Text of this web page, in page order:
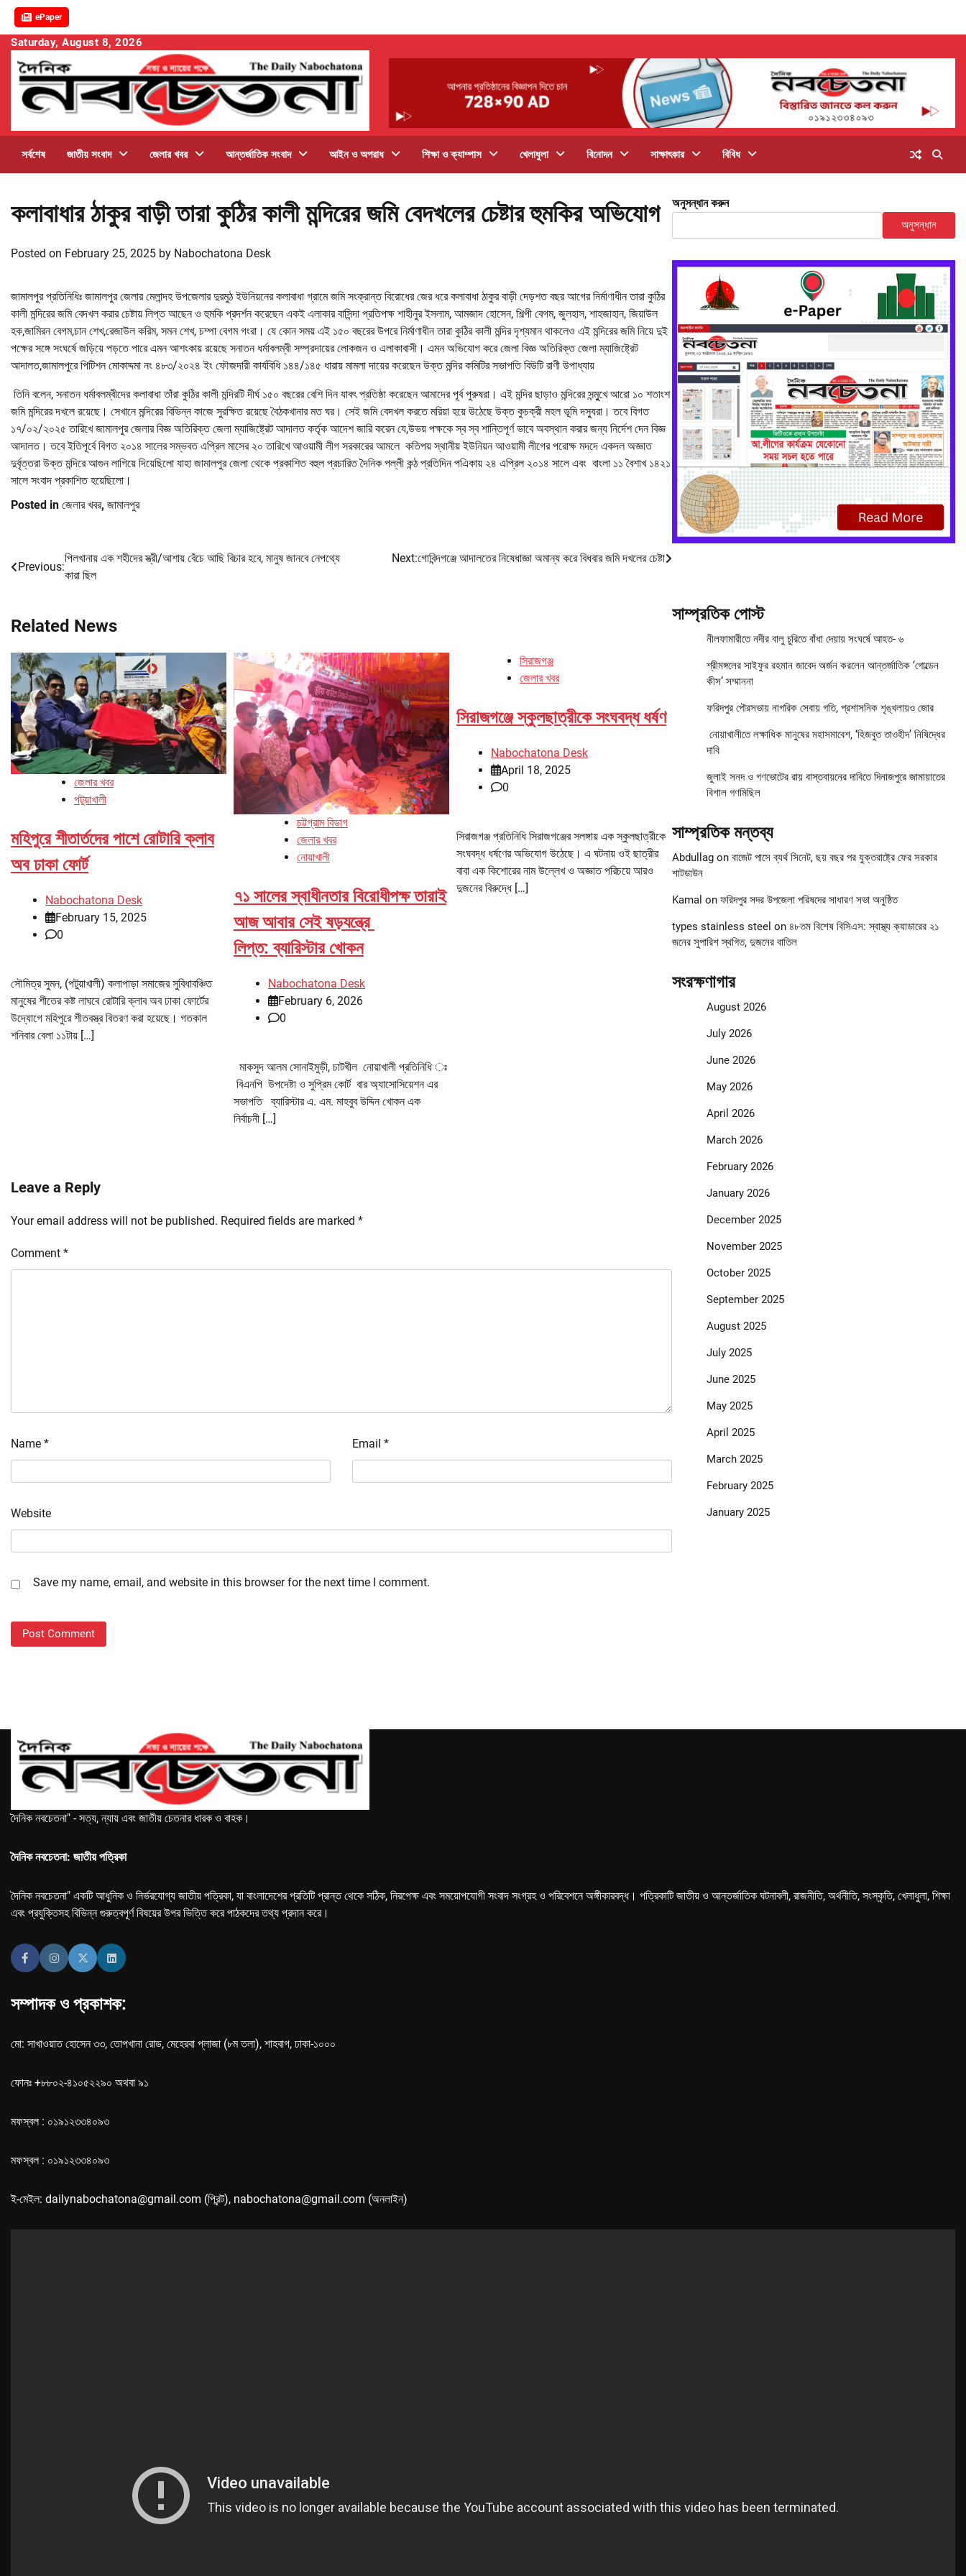
ePaper
Skip
content
Saturday, August 8, 2026
সর্বশেষ জাতীয় সংবাদ জেলার খবর আন্তর্জাতিক সংবাদ আইন ও অপরাধ শিক্ষা ও ক্যাম্পাস খেলাধুলা বিনোদন সাক্ষাৎকার বিবিধ
কলাবাধার ঠাকুর বাড়ী তারা কুঠির কালী মন্দিরের জমি বেদখলের চেষ্টার হুমকির অভিযোগ
Posted on February 25, 2025 by Nabochatona Desk
জামালপুর প্রতিনিধিঃ জামালপুর জেলার মেলান্দহ উপজেলার দুরমুঠ ইউনিয়নের কলাবাধা গ্রামে জমি সংক্রান্ত বিরোধের জের ধরে কলাবাধা ঠাকুর বাড়ী দেড়শত বছর আগের নির্মাণাধীন তারা কুঠির
কালী মন্দিরের জমি বেদখল করার চেষ্টায় লিপ্ত আছেন ও হুমকি প্রদর্শন করেছেন একই এলাকার বাসিন্দা প্রতিপক্ষ শাহীনুর ইসলাম, আমজাদ হোসেন, শিল্পী বেগম, জুলহাস, শাহজাহান, জিয়াউল
হক,জামিরন বেগম,চান শেখ,রেজাউল করিম, সমন শেখ, চম্পা বেগম গংরা। যে কোন সময় এই ১৫০ বছরের উপরে নির্মাণাধীন তারা কুঠির কালী মন্দির দৃশ্যমান থাকলেও এই মন্দিরের জমি নিয়ে দুই
পক্ষের সঙ্গে সংঘর্ষে জড়িয়ে পড়তে পারে এমন আশংকায় রয়েছে সনাতন ধর্মাবলম্বী সম্প্রদায়ের লোকজন ও এলাকাবাসী। এমন অভিযোগ করে জেলা বিজ্ঞ অতিরিক্ত জেলা ম্যাজিষ্ট্রেট
আদালত,জামালপুরে পিটিশন মোকাদ্দমা নং ৪৮৩/২০২৪ ইং ফৌজদারী কার্যবিধি ১৪৪/১৪৫ ধারায় মামলা দায়ের করেছেন উক্ত মন্দির কমিটির সভাপতি বিউটি রাণী উপাধ্যায়
তিনি বলেন, সনাতন ধর্মাবলম্বীদের কলাবাধা তাঁরা কুঠির কালী মন্দিরটি দীর্ঘ ১৫০ বছরের বেশি দিন যাবৎ প্রতিষ্ঠা করেছেন আমাদের পূর্ব পুরুষরা। এই মন্দির ছাড়াও মন্দিরের সন্মুুখে আরো ১০ শতাংশ
জমি মন্দিরের দখলে রয়েছে। সেখানে মন্দিরের বিভিন্ন কাজে সুরক্ষিত রয়েছে বৈঠকখানার মত ঘর। সেই জমি বেদখল করতে মরিয়া হয়ে উঠেছে উক্ত কুচক্রী মহল ভূমি দস্যুরা। তবে বিগত
১৭/০২/২০২৫ তারিখে জামালপুর জেলার বিজ্ঞ অতিরিক্ত জেলা ম্যাজিষ্ট্রেট আদালত কর্তৃক আদেশ জারি করেন যে,উভয় পক্ষকে স্ব স্ব শান্তিপূর্ণ ভাবে অবস্থান করার জন্য নির্দেশ দেন বিজ্ঞ
আদালত। তবে ইতিপূর্বে বিগত ২০১৪ সালের সম্ভবত এপ্রিল মাসের ২০ তারিখে আওয়ামী লীগ সরকারের আমলে কতিপয় স্থানীয় ইউনিয়ন আওয়ামী লীগের পরোক্ষ মদদে একদল অজ্ঞাত
দুর্বৃত্তরা উক্ত মন্দিরে আগুন লাগিয়ে দিয়েছিলো যাহা জামালপুর জেলা থেকে প্রকাশিত বহুল প্রচারিত দৈনিক পল্লী কন্ঠ প্রতিদিন পএিকায় ২৪ এপ্রিল ২০১৪ সালে এবং বাংলা ১১ বৈশাখ ১৪২১
সালে সংবাদ প্রকাশিত হয়েছিলো।
Posted in জেলার খবর, জামালপুর
Post
Previous:
পিলখানায় এক শহীদের স্ত্রী/আশায় বেঁচে আছি বিচার হবে, মানুষ জানবে নেপথ্যে
কারা ছিল
Next:গোবিন্দগঞ্জে আদালতের নিষেধাজ্ঞা অমান্য করে বিধবার জমি দখলের চেষ্টা
Related News
জেলার খবর
পটুয়াখালী
মহিপুরে শীতার্তদের পাশে রোটারি ক্লাব
অব ঢাকা ফোর্ট
Nabochatona Desk
February 15, 2025
0
সৌমিত্র সুমন, (পটুয়াখালী) কলাপাড়া সমাজের সুবিধাবঞ্চিত
মানুষের শীতের কষ্ট লাঘবে রোটারি ক্লাব অব ঢাকা ফোর্টের
উদ্যোগে মহিপুরে শীতবস্ত্র বিতরণ করা হয়েছে। গতকাল
শনিবার বেলা ১১টায় […]
চট্টগ্রাম বিভাগ
জেলার খবর
নোয়াখালী
৭১ সালের স্বাধীনতার বিরোধীপক্ষ তারাই
আজ আবার সেই ষড়যন্ত্রে
লিপ্ত: ব্যারিস্টার খোকন
Nabochatona Desk
February 6, 2026
0
মাকসুদ আলম সোনাইমুড়ী, চাটখীল নোয়াখালী প্রতিনিধি ঃ
বিএনপি উপদেষ্টা ও সুপ্রিম কোর্ট বার অ্যাসোসিয়েশন এর
সভাপতি ব্যারিস্টার এ. এম. মাহবুব উদ্দিন খোকন এক
নির্বাচনী […]
সিরাজগঞ্জ
জেলার খবর
সিরাজগঞ্জে স্কুলছাত্রীকে সংঘবদ্ধ ধর্ষণ
Nabochatona Desk
April 18, 2025
0
সিরাজগঞ্জ প্রতিনিধি সিরাজগঞ্জের সলঙ্গায় এক স্কুলছাত্রীকে
সংঘবদ্ধ ধর্ষণের অভিযোগ উঠেছে। এ ঘটনায় ওই ছাত্রীর
বাবা এক কিশোরের নাম উল্লেখ ও অজ্ঞাত পরিচয়ে আরও
দুজনের বিরুদ্ধে […]
Leave a Reply
Your email address will not be published. Required fields are marked *
Comment *
Name * Email *
Website
Save my name, email, and website in this browser for the next time I comment.
অনুসন্ধান করুন
অনুসন্ধান
সাম্প্রতিক পোস্ট
নীলফামারীতে নদীর বালু চুরিতে বাঁধা দেয়ায় সংঘর্ষে আহত- ৬
শ্রীমঙ্গলের সাইফুর রহমান জাবেদ অর্জন করলেন আন্তর্জাতিক ‘গোল্ডেন
কীস’ সম্মাননা
ফরিদপুর পৌরসভায় নাগরিক সেবায় গতি, প্রশাসনিক শৃঙ্খলায়ও জোর
নোয়াখালীতে লক্ষাধিক মানুষের মহাসমাবেশ, ‘হিজবুত তাওহীদ’ নিষিদ্ধের
দাবি
জুলাই সনদ ও গণভোটের রায় বাস্তবায়নের দাবিতে দিনাজপুরে জামায়াতের
বিশাল গণমিছিল
সাম্প্রতিক মন্তব্য
Abdullagon বাজেট পাসে ব্যর্থ সিনেট, ছয় বছর পর যুক্তরাষ্ট্রে ফের সরকার
শাটডাউন
Kamal on ফরিদপুর সদর উপজেলা পরিষদের সাধারণ সভা অনুষ্ঠিত
types stainless steel on ৪৮তম বিশেষ বিসিএস: স্বাস্থ্য ক্যাডারের ২১
জনের সুপারিশ স্থগিত, দুজনের বাতিল
সংরক্ষণাগার
August 2026
July 2026
June 2026
May 2026
April 2026
March 2026
February 2026
January 2026
December 2025
November 2025
October 2025
September 2025
August 2025
July 2025
June 2025
May 2025
April 2025
March 2025
February 2025
January 2025
দৈনিক নবচেতনা" - সত্য, ন্যায় এবং জাতীয় চেতনার ধারক ও বাহক।
দৈনিক নবচেতনা: জাতীয় পত্রিকা
দৈনিক নবচেতনা" একটি আধুনিক ও নির্ভরযোগ্য জাতীয় পত্রিকা, যা বাংলাদেশের প্রতিটি প্রান্ত থেকে সঠিক, নিরপেক্ষ এবং সময়োপযোগী সংবাদ সংগ্রহ ও পরিবেশনে অঙ্গীকারবদ্ধ। পত্রিকাটি জাতীয় ও আন্তর্জাতিক ঘটনাবলী, রাজনীতি, অর্থনীতি, সংস্কৃতি, খেলাধুলা, শিক্ষা
এবং প্রযুক্তিসহ বিভিন্ন গুরুত্বপূর্ণ বিষয়ের উপর ভিত্তি করে পাঠকদের তথ্য প্রদান করে।
সম্পাদক ও প্রকাশক:
মো: সাখাওয়াত হোসেন ৩৩, তোপখানা রোড, মেহেরবা প্লাজা (৮ম তলা), শাহবাগ, ঢাকা-১০০০
ফোনঃ +৮৮০২-৪১০৫২২৯০ অথবা ৯১
মফস্বল : ০১৯১২৩৩৪০৯৩
মফস্বল : ০১৯১২৩৩৪০৯৩
ই-মেইল: dailynabochatona@gmail.com (প্রিন্ট), nabochatona@gmail.com (অনলাইন)